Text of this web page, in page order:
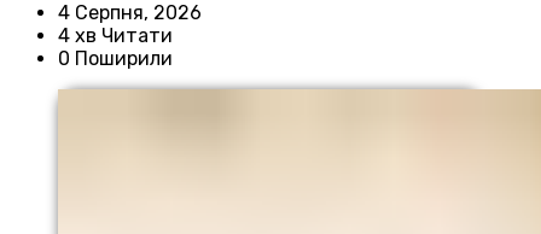
4 Серпня, 2026
4 хв Читати
0 Поширили